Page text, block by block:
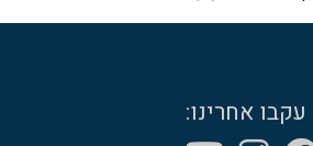
עקבו אחרינו: